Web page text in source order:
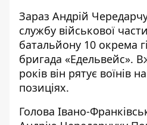
Зараз Андрій
службу військової
батальйону 10 окрема
бригада «Едельвейс».
років він рятує воїнів
позиціях.
Голова Івано-